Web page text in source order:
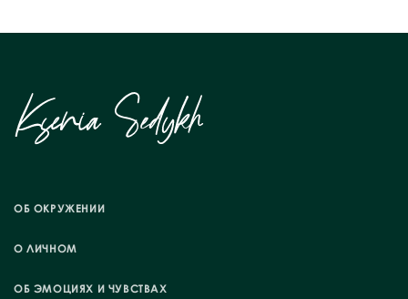
ОБ ОКРУЖЕНИИ
О ЛИЧНОМ
ОБ ЭМОЦИЯХ И ЧУВСТВАХ